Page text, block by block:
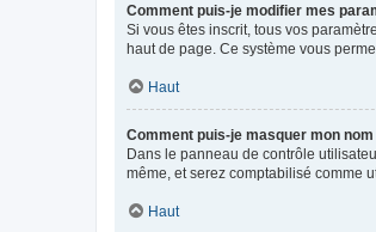
Comment puis-je modifier mes
Si vous êtes inscrit, tous vos
haut de page. Ce système vous
Haut
Comment puis-je masquer mon
Dans le panneau de contrôle
même, et serez comptabilisé comme
Haut